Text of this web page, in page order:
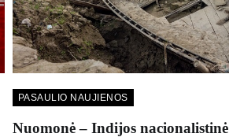
PASAULIO NAUJIENOS
Nuomonė – Indijos